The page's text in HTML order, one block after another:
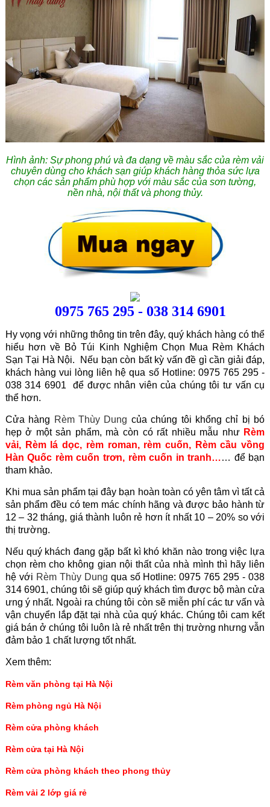
Hình ảnh: Sự phong phú và đa dạng về màu sắc của rèm vải
chuyên dùng cho khách sạn giúp khách hàng thỏa sức lựa
chọn các sản phẩm phù hợp với màu sắc của sơn tường,
nền nhà, nội thất và phong thủy.
0975 765 295 - 038 314 6901
Hy vọng với những thông tin trên đây, quý khách hàng có thể
hiểu hơn về Bỏ Túi Kinh Nghiệm Chọn Mua Rèm Khách
Sạn Tại Hà Nội. Nếu bạn còn bất kỳ vấn đề gì cần giải đáp,
khách hàng vui lòng liên hệ qua số Hotline: 0975 765 295 -
038 314 6901 để được nhân viên của chúng tôi tư vấn cụ
thể hơn.
Cửa hàng Rèm Thùy Dung của chúng tôi khổng chỉ bị bó
hẹp ở một sản phẩm, mà còn có rất nhiều mẫu như Rèm
vải, Rèm lá dọc, rèm roman, rèm cuốn, Rèm cầu vồng
Hàn Quốc rèm cuốn trơn, rèm cuốn in tranh…… để bạn
tham khảo.
Khi mua sản phẩm tại đây bạn hoàn toàn có yên tâm vì tất cả
sản phẩm đều có tem mác chính hãng và được bảo hành từ
12 – 32 tháng, giá thành luôn rẻ hơn ít nhất 10 – 20% so với
thị trường.
Nếu quý khách đang gặp bất kì khó khăn nào trong việc lựa
chọn rèm cho không gian nội thất của nhà mình thì hãy liên
hệ với Rèm Thùy Dung qua số Hotline: 0975 765 295 - 038
314 6901, chúng tôi sẽ giúp quý khách tìm được bộ màn cửa
ưng ý nhất. Ngoài ra chúng tôi còn sẽ miễn phí các tư vấn và
vận chuyển lắp đặt tại nhà của quý khác. Chúng tôi cam kết
giá bán ở chúng tôi luôn là rẻ nhất trên thị trường nhưng vẫn
đảm bảo 1 chất lượng tốt nhất.
Xem thêm:
Rèm văn phòng tại Hà Nội
Rèm phòng ngủ Hà Nội
Rèm cửa phòng khách
Rèm cửa tại Hà Nội
Rèm cửa phòng khách theo phong thủy
Rèm vải 2 lớp giá rẻ